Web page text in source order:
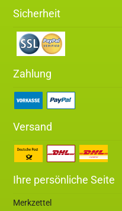
Sicherheit
Zahlung
Versand
Ihre persönliche Seite
Merkzettel